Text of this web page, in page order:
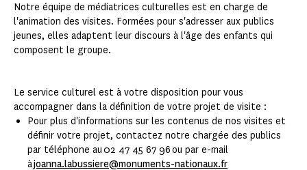
Notre équipe de médiatrices culturelles est en charge de
l'animation des visites. Formées pour s'adresser aux publics
jeunes, elles adaptent leur discours à l'âge des enfants qui
composent le groupe.
Le service culturel est à votre disposition pour vous
accompagner dans la définition de votre projet de visite :
Pour plus d'informations sur les contenus de nos visites et
définir votre projet, contactez notre chargée des publics
par téléphone au 02 47 45 67 96 ou par e-mail
àjoanna.labussiere@monuments-nationaux.fr